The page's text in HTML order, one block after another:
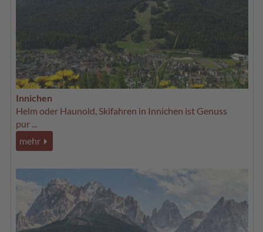
Innichen
Helm oder Haunold, Skifahren in Innichen ist Genuss
pur ...
mehr